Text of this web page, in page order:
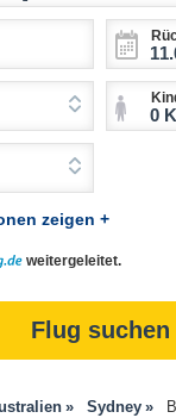
0
zeigen +
weitergeleitet.
Flug suchen
Sydney